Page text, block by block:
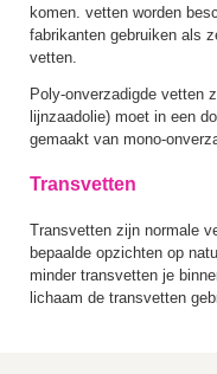
komen. vetten worden
fabrikanten gebruiken als
vetten.
Poly-onverzadigde vetten
lijnzaadolie) moet in een
gemaakt van mono-
Transvetten
Transvetten zijn normale
bepaalde opzichten op
minder transvetten je
lichaam de transvetten